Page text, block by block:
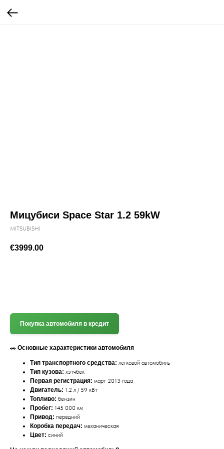
Мицубиси Space Star 1.2 59kW
MITSUBISHI
€3999.00
Покупка автомобиля в кредит
🚗 Основные характеристики автомобиля
Тип транспортного средства: легковой автомобиль
Тип кузова: хэтчбек
Первая регистрация: март 2013 года
Двигатель: 1.2 л / 59 кВт
Топливо: бензин
Пробег: 145 000 км
Привод: передний
Коробка передач: механическая
Цвет: синий